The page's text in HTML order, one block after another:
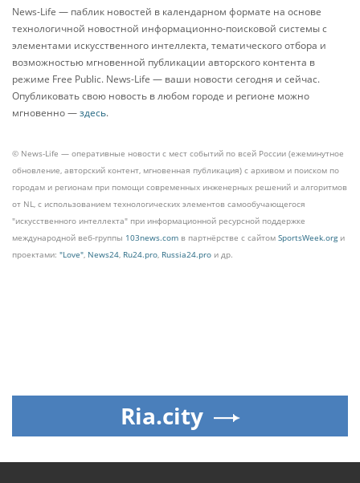
News-Life — паблик новостей в календарном формате на основе
технологичной новостной информационно-поисковой системы с
элементами искусственного интеллекта, тематического отбора и
возможностью мгновенной публикации авторского контента в
режиме Free Public. News-Life — ваши новости сегодня и сейчас.
Опубликовать свою новость в любом городе и регионе можно
мгновенно —здесь.
© News-Life — оперативные новости с мест событий по всей России (ежеминутное
обновление, авторский контент, мгновенная публикация) с архивом и поиском по
городам и регионам при помощи современных инженерных решений и алгоритмов
от NL, с использованием технологических элементов самообучающегося
"искусственного интеллекта" при информационной ресурсной поддержке
международной веб-группы 103news.com в партнёрстве с сайтом SportsWeek.orgи
проектами: "Love", News24, Ru24.pro, Russia24.pro и др.
Ria.city